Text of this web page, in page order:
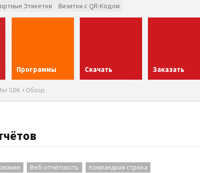
Этикетки Визитки с QR-Кодом
Программы Скачать Заказать
SDK Обзор
Веб-отчётность
Компандная строка